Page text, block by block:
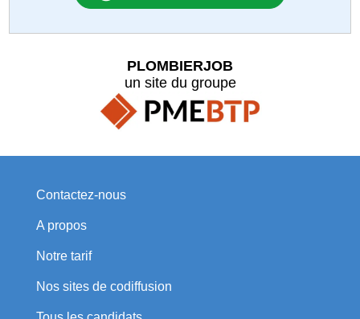
PLOMBIERJOB
un site du groupe
Contactez-nous
A propos
Notre tarif
Nos sites de codiffusion